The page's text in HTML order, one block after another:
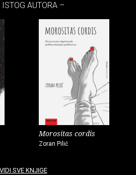
ISTOG AUTORA –
Morositas cordis
Zoran Pilić
VIDI SVE KNJIGE